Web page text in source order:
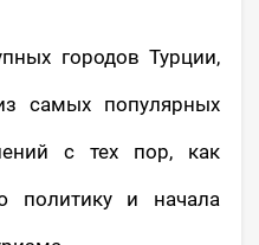
городов Турции,
самых популярных
с тех пор, как
политику и начала